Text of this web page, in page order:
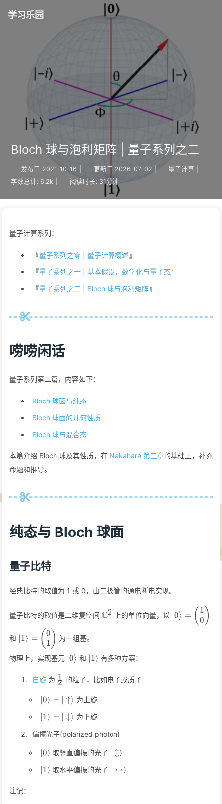
学习乐园
Bloch 球与泡利矩阵 | 量子系列之二
发布于 2021-10-16 更新于 2026-07-02 量子计算
字数总计: 6.2k 阅读时长: 31分钟
量子计算系列：
『量子系列之零 | 量子计算概述』
『量子系列之一 | 基本假设，数学化与量子态』
『量子系列之二 | Bloch 球与泡利矩阵』
唠唠闲话
量子系列第二篇，内容如下：
Bloch 球面与纯态
Bloch 球面的几何性质
Bloch 球与混合态
本篇介绍 Bloch 球及其性质，在 Nakahara 第三章的基础上，补充
命题和推导。
纯态与 Bloch 球面
量子比特
经典比特的取值为 1 或 0，由二极管的通电断电实现。
量子比特的取值是二维复空间 \mathbb{C}^2
C2 上的单位向量，以 \vert
∣0⟩ = (1
0 )
和 \vert 1\rangle =
\begin{pmatrix}
0\\ 1
\end{pmatrix}
∣1⟩ = (0
1 ) 为一组基。
物理上，实现基元 \vert
∣0⟩ 和 \vert
∣1⟩ 有多种方案：
自旋 为 \frac
12
2
1 的粒子，比如电子或质子
\vert 0\rangle =
\uparrow\rangle
∣0⟩ = ↑⟩ 为上旋
\vert 1\rangle =
\downarrow\rangle
∣1⟩ = ↓⟩ 为下旋
偏振光子(polarized photon)
\vert
0\rangle
∣0⟩ 取竖直偏振的光子 \vert
\updownarrow\rangle
∣ ↕⟩
\vert
1\rangle
∣1⟩ 取水平偏振的光子 \vert
\leftrightarrow\rangle
∣ ↔⟩
注记：